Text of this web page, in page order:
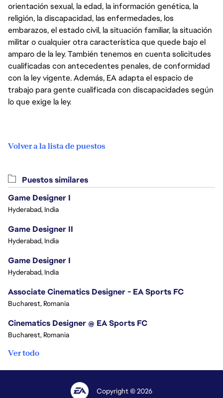
orientación sexual, la edad, la información genética, la
religión, la discapacidad, las enfermedades, los
embarazos, el estado civil, la situación familiar, la situación
militar o cualquier otra característica que quede bajo el
amparo de la ley. También tenemos en cuenta solicitudes
cualificadas con antecedentes penales, de conformidad
con la ley vigente. Además, EA adapta el espacio de
trabajo para gente cualificada con discapacidades según
lo que exige la ley.
Volver a la lista de puestos
Puestos similares
Game Designer I
Hyderabad, India
Game Designer II
Hyderabad, India
Game Designer I
Hyderabad, India
Associate Cinematics Designer - EA Sports FC
Bucharest, Romania
Cinematics Designer @ EA Sports FC
Bucharest, Romania
Ver todo
Copyright © 2026